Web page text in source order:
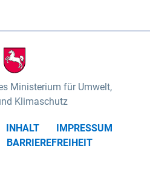
Ministerium für Umwelt,
Klimaschutz
INHALT
IMPRESSUM
BARRIEREFREIHEIT